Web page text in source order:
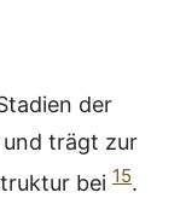
der
trägt zur
bei 15.